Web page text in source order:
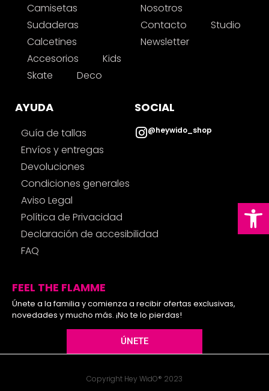
Camisetas
Sudaderas
Calcetines
Accesorios
Kids
Skate
Deco
Nosotros
Contacto
Studio
Newsletter
AYUDA
Guía de tallas
Envíos y entregas
Devoluciones
Condiciones generales
Aviso Legal
Política de Privacidad
Declaración de accesibilidad
FAQ
SOCIAL
@heywido_shop
FEEL THE FLAMME
Únete a la familia y comienza a recibir ofertas exclusivas,
novedades y mucho más. ¡No te lo pierdas!
ÚNETE
Copyright Hey WidO® 2023